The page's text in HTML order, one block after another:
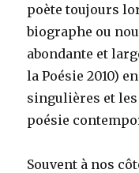
poète toujours
biographe ou
abondante et
la Poésie 2010)
singulières et
poésie
Souvent à nos